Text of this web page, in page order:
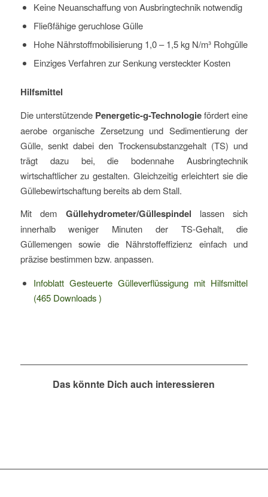
Keine Neuanschaffung von Ausbringtechnik notwendig
Fließfähige geruchlose Gülle
Hohe Nährstoffmobilisierung 1,0 – 1,5 kg N/m³ Rohgülle
Einziges Verfahren zur Senkung versteckter Kosten
Hilfsmittel
Die unterstützende Penergetic-g-Technologiefördert eine
aerobe organische Zersetzung und Sedimentierung der
Gülle, senkt dabei den Trockensubstanzgehalt (TS) und
trägt dazu bei, die bodennahe Ausbringtechnik
wirtschaftlicher zu gestalten. Gleichzeitig erleichtert sie die
Güllebewirtschaftung bereits ab dem Stall.
Mit dem Güllehydrometer/Güllespindel lassen sich
innerhalb weniger Minuten der TS-Gehalt, die
Güllemengen sowie die Nährstoffeffizienz einfach und
präzise bestimmen bzw. anpassen.
Infoblatt Gesteuerte Gülleverflüssigung mit Hilfsmittel
(465 Downloads )
Das könnte Dich auch interessieren